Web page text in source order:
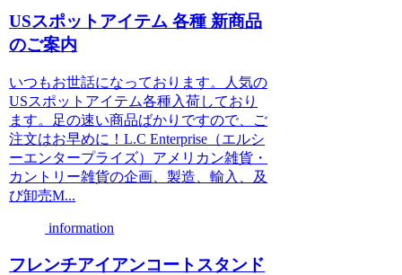
USスポットアイテム 各種 新商品
のご案内
いつもお世話になっております。人気の
USスポットアイテム各種入荷しており
ます。足の速い商品ばかりですので、ご
注文はお早めに！L.C Enterprise（エルシ
ーエンタープライズ）アメリカン雑貨・
カントリー雑貨の企画、製造、輸入、及
び卸売M...
information
フレンチアイアンコートスタンド